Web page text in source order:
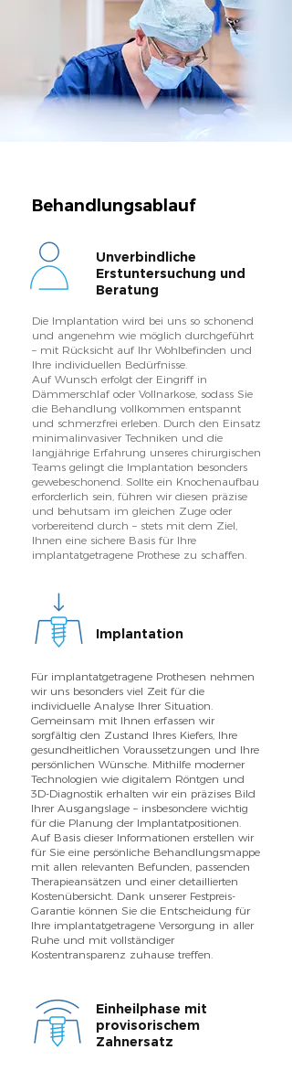
Behandlungsablauf
Unverbindliche
Erstuntersuchung und
Beratung
Die Implantation wird bei uns so schonend
und angenehm wie möglich durchgeführt
– mit Rücksicht auf Ihr Wohlbefinden und
Ihre individuellen Bedürfnisse.
Auf Wunsch erfolgt der Eingriff in
Dämmerschlaf oder Vollnarkose, sodass Sie
die Behandlung vollkommen entspannt
und schmerzfrei erleben. Durch den Einsatz
minimalinvasiver Techniken und die
langjährige Erfahrung unseres chirurgischen
Teams gelingt die Implantation besonders
gewebeschonend. Sollte ein Knochenaufbau
erforderlich sein, führen wir diesen präzise
und behutsam im gleichen Zuge oder
vorbereitend durch – stets mit dem Ziel,
Ihnen eine sichere Basis für Ihre
implantatgetragene Prothese zu schaffen.
Implantation
Für implantatgetragene Prothesen nehmen
wir uns besonders viel Zeit für die
individuelle Analyse Ihrer Situation.
Gemeinsam mit Ihnen erfassen wir
sorgfältig den Zustand Ihres Kiefers, Ihre
gesundheitlichen Voraussetzungen und Ihre
persönlichen Wünsche. Mithilfe moderner
Technologien wie digitalem Röntgen und
3D-Diagnostik erhalten wir ein präzises Bild
Ihrer Ausgangslage – insbesondere wichtig
für die Planung der Implantatpositionen.
Auf Basis dieser Informationen erstellen wir
für Sie eine persönliche Behandlungsmappe
mit allen relevanten Befunden, passenden
Therapieansätzen und einer detaillierten
Kostenübersicht. Dank unserer Festpreis-
Garantie können Sie die Entscheidung für
Ihre implantatgetragene Versorgung in aller
Ruhe und mit vollständiger
Kostentransparenz zuhause treffen.
Einheilphase mit
provisorischem
Zahnersatz